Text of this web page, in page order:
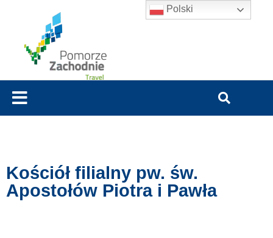
Kościół filialny pw. św.
Apostołów Piotra i Pawła
Polski